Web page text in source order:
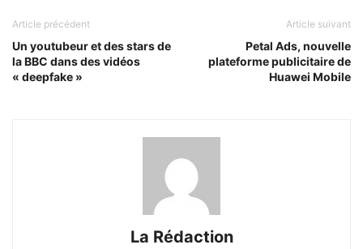
Article précédent
Un youtubeur et des stars de
la BBC dans des vidéos
« deepfake »
Article suivant
Petal Ads, nouvelle
plateforme publicitaire de
Huawei Mobile
La Rédaction